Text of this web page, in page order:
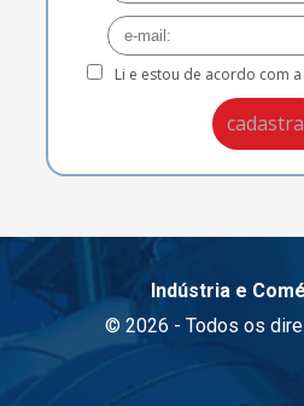
Li e estou de acordo com a
Indústria e
© 2026 - Todos os